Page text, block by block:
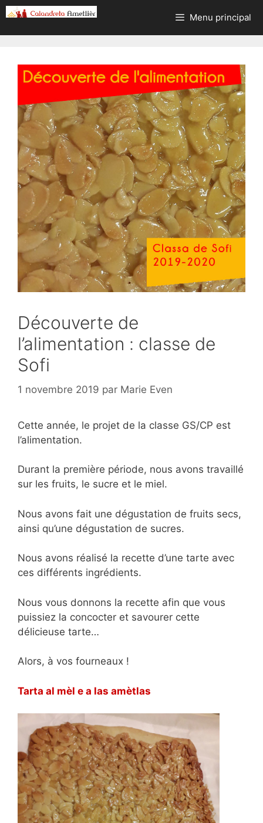
Aller
au
contenu
Menu principal
Découverte de
l’alimentation : classe de
Sofi
1 novembre 2019 par Marie Even
Cette année, le projet de la classe GS/CP est
l’alimentation.
Durant la première période, nous avons travaillé
sur les fruits, le sucre et le miel.
Nous avons fait une dégustation de fruits secs,
ainsi qu’une dégustation de sucres.
Nous avons réalisé la recette d’une tarte avec
ces différents ingrédients.
Nous vous donnons la recette afin que vous
puissiez la concocter et savourer cette
délicieuse tarte…
Alors, à vos fourneaux !
Tarta al mèl e a las amètlas